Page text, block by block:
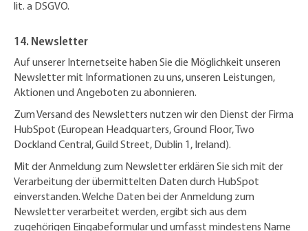
lit. a DSGVO.
14. Newsletter
Auf unserer Internetseite haben Sie die Möglichkeit unseren
Newsletter mit Informationen zu uns, unseren Leistungen,
Aktionen und Angeboten zu abonnieren.
Zum Versand des Newsletters nutzen wir den Dienst der Firma
HubSpot (European Headquarters, Ground Floor, Two
Dockland Central, Guild Street, Dublin 1, Ireland).
Mit der Anmeldung zum Newsletter erklären Sie sich mit der
Verarbeitung der übermittelten Daten durch HubSpot
einverstanden. Welche Daten bei der Anmeldung zum
Newsletter verarbeitet werden, ergibt sich aus dem
zugehörigen Eingabeformular und umfasst mindestens Name